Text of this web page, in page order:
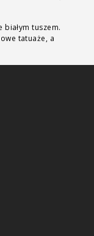
białym tuszem.
tatuaże, a